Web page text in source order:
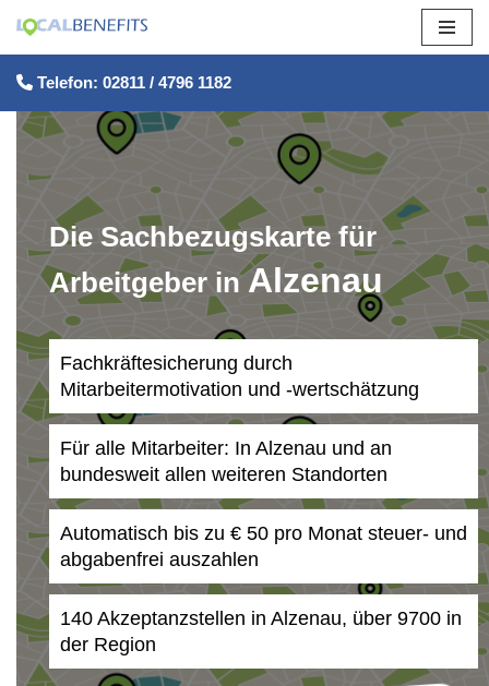
Zum
Inhalt
springen
Telefon: 02811 / 4796 1182
Die Sachbezugskarte für
Arbeitgeber inAlzenau
Fachkräftesicherung durch
Mitarbeitermotivation und -wertschätzung
Für alle Mitarbeiter: In Alzenau und an
bundesweit allen weiteren Standorten
Automatisch bis zu € 50 pro Monat steuer- und
abgabenfrei auszahlen
140 Akzeptanzstellen in Alzenau, über 9700 in
der Region